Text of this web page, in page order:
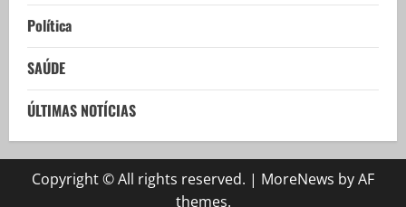
Política
SAÚDE
ÚLTIMAS NOTÍCIAS
Copyright © All rights reserved. | MoreNews by AF
themes.